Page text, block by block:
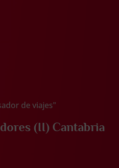
de viajes"
(II) Cantabria